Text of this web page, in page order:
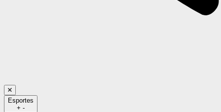
Esportes
+ -